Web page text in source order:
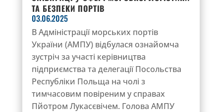
ТА БЕЗПЕКИ ПОРТІВ
03.06.2025
В Адміністрації морських портів
України (АМПУ) відбулася ознайомча
зустріч за участі керівництва
підприємства та делегації Посольства
Республіки Польща на чолі з
тимчасовим повіреним у справах
Пйотром Лукасєвічем. Голова АМПУ